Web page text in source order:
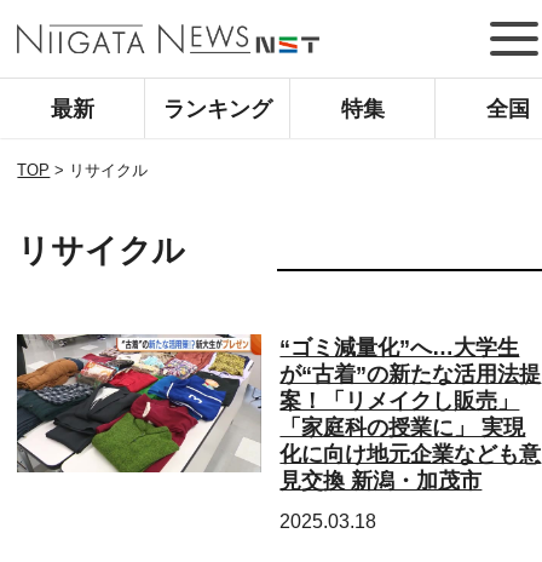
最新 ランキング 特集 全国
TOP > リサイクル
リサイクル
“ゴミ減量化”へ…大学生
が“古着”の新たな活用法提
案！「リメイクし販売」
「家庭科の授業に」 実現
化に向け地元企業なども意
見交換 新潟・加茂市
2025.03.18